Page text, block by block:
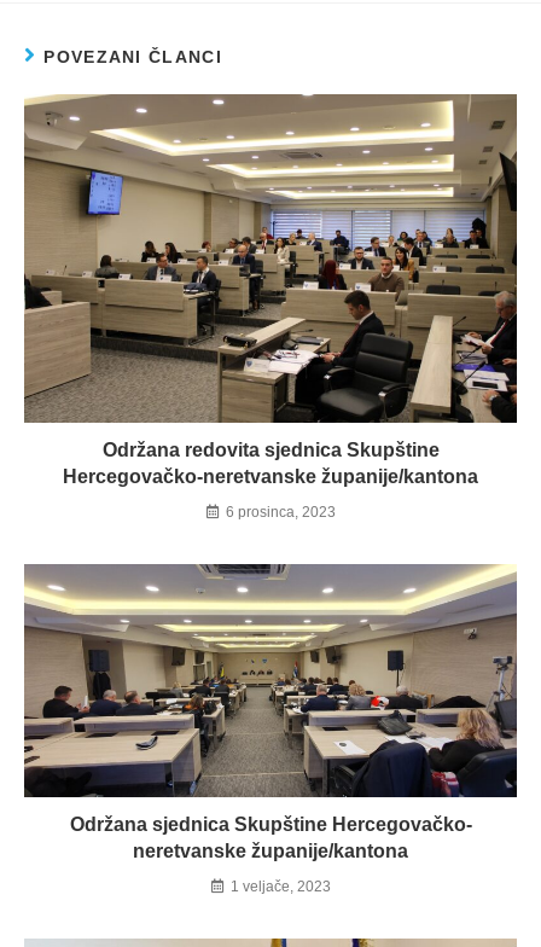
POVEZANI ČLANCI
Održana redovita sjednica Skupštine
Hercegovačko-neretvanske županije/kantona
6 prosinca, 2023
Održana sjednica Skupštine Hercegovačko-
neretvanske županije/kantona
1 veljače, 2023